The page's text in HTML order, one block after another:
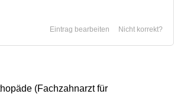
Nicht korrekt?
Eintrag bearbeiten
(Fachzahnarzt für